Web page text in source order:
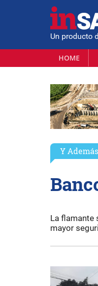
Un producto
HOME
Y Además
La flamante
mayor